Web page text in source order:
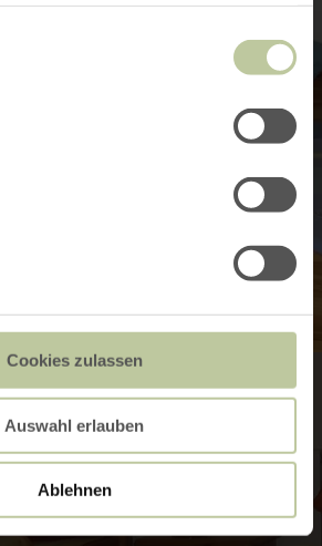
Cookies zulassen
Auswahl erlauben
Ablehnen